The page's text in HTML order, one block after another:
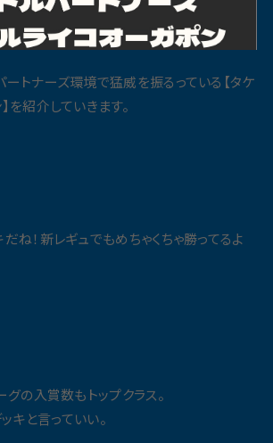
トナーズ環境で猛威を振るっている【タケ
を紹介していきます。
ね！新レギュでもめちゃくちゃ勝ってるよ
グの入賞数もトップクラス。
と言っていい。